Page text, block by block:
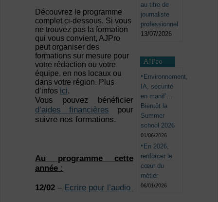
Découvrez le programme
complet ci-dessous. Si vous
ne trouvez pas la formation
qui vous convient, AJPro
peut organiser des
formations sur mesure pour
votre rédaction ou votre
équipe, en nos locaux ou
dans votre région. Plus
d’infos ici.
Vous pouvez bénéficier
d’aides financières pour
suivre nos formations.
Au programme cette
année :
12/02– Ecrire pour l’audio
au titre de
journaliste
professionnel
13/07/2026
AJPro
Environnement,
IA, sécurité
en manif’…
Bientôt la
Summer
school 2026
01/06/2026
En 2026,
renforcer le
cœur du
métier
06/01/2026